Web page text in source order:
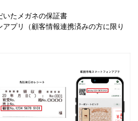
いたメガネの保証書
アプリ（顧客情報連携済みの方に限り